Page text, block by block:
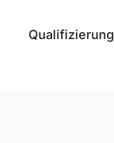
Qualifizierung